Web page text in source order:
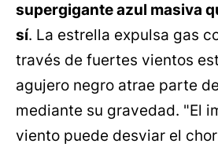
supergigante azul masiva
sí. La estrella expulsa gas
través de fuertes vientos
agujero negro atrae parte
mediante su gravedad. "El
viento puede desviar el